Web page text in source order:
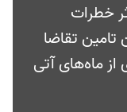
خطرات
تقاضا
از ماه‌های آتی